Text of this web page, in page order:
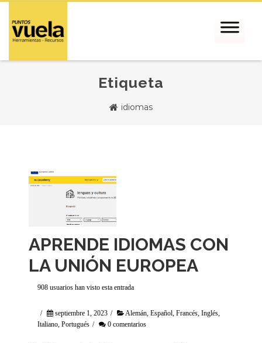
Etiqueta
idiomas
APRENDE IDIOMAS CON
LA UNIÓN EUROPEA
908 usuarios han visto esta entrada
/ septiembre 1, 2023 / Alemán Español Francés Inglés
Italiano Portugués / 0 comentarios